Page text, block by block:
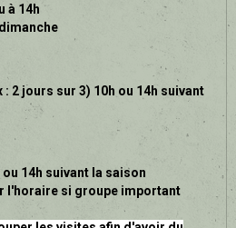
à 14h
2 jours sur 3) 10h ou 14h suivant
14h suivant la saison
l'horaire si groupe important